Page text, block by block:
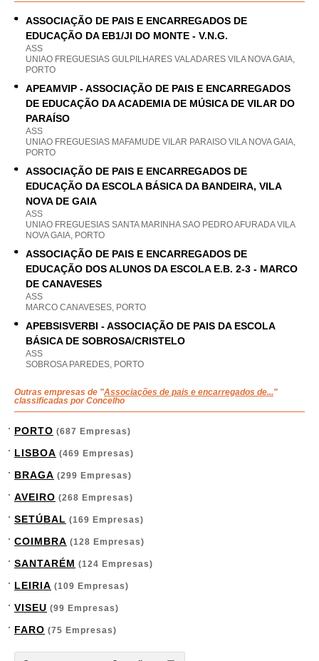
ASSOCIAÇÃO DE PAIS E ENCARREGADOS DE
EDUCAÇÃO DA EB1/JI DO MONTE - V.N.G.
ASS
UNIAO FREGUESIAS GULPILHARES VALADARES VILA NOVA GAIA,
PORTO
APEAMVIP - ASSOCIAÇÃO DE PAIS E ENCARREGADOS
DE EDUCAÇÃO DA ACADEMIA DE MÚSICA DE VILAR DO
PARAÍSO
ASS
UNIAO FREGUESIAS MAFAMUDE VILAR PARAISO VILA NOVA GAIA,
PORTO
ASSOCIAÇÃO DE PAIS E ENCARREGADOS DE
EDUCAÇÃO DA ESCOLA BÁSICA DA BANDEIRA, VILA
NOVA DE GAIA
ASS
UNIAO FREGUESIAS SANTA MARINHA SAO PEDRO AFURADA VILA
NOVA GAIA, PORTO
ASSOCIAÇÃO DE PAIS E ENCARREGADOS DE
EDUCAÇÃO DOS ALUNOS DA ESCOLA E.B. 2-3 - MARCO
DE CANAVESES
ASS
MARCO CANAVESES, PORTO
APEBSISVERBI - ASSOCIAÇÃO DE PAIS DA ESCOLA
BÁSICA DE SOBROSA/CRISTELO
ASS
SOBROSA PAREDES, PORTO
Outras empresas de "Associações de pais e encarregados de..."
classificadas por Concelho
PORTO (687 Empresas)
LISBOA (469 Empresas)
BRAGA (299 Empresas)
AVEIRO (268 Empresas)
SETÚBAL (169 Empresas)
COIMBRA (128 Empresas)
SANTARÉM (124 Empresas)
LEIRIA (109 Empresas)
VISEU (99 Empresas)
FARO (75 Empresas)